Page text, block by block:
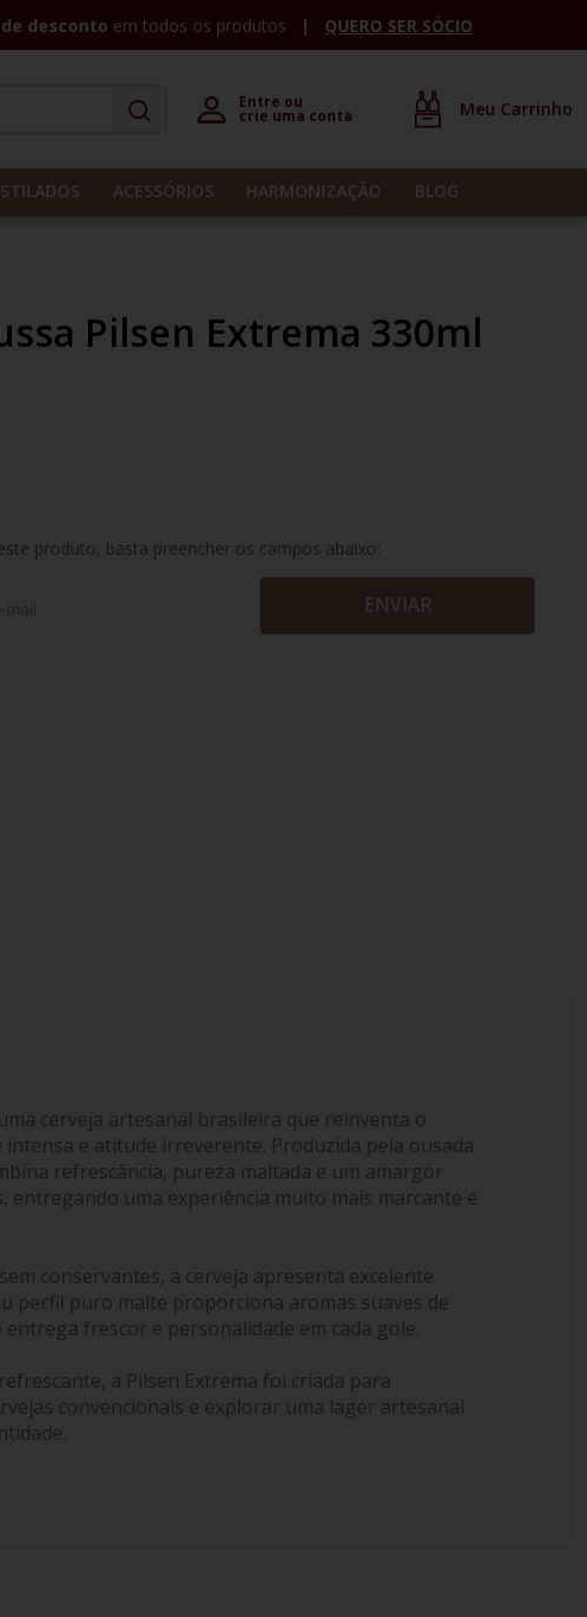
de desconto em todos os produtos QUERO SER SÓCIO
Entre ou
crie uma conta
ACESSÓRIOS HARMONIZAÇÃO BLOG
Pilsen Extrema 330ml
produto, basta preencher os campos abaixo:
ENVIAR
cerveja artesanal brasileira que reinventa o
e atitude irreverente. Produzida pela ousada
refrescância, pureza maltada e um amargor
entregando uma experiência muito mais marcante e
conservantes, a cerveja apresenta excelente
perfil puro malte proporciona aromas suaves de
frescor e personalidade em cada gole.
a Pilsen Extrema foi criada para
convencionais e explorar uma lager artesanal